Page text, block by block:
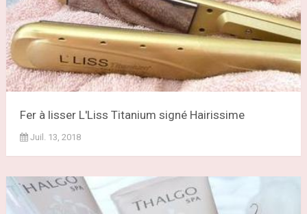
Fer à lisser L'Liss Titanium signé Hairissime
Juil. 13, 2018